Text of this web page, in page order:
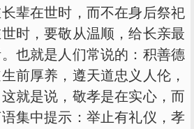
辈在世时，而不在身后祭祀
时，要敬从温顺，给长亲最
也就是人们常说的：积善德
前厚养，遵天道忠义人伦，
就是说，敬孝是在实心，而
集中提示：举止有礼仪，孝